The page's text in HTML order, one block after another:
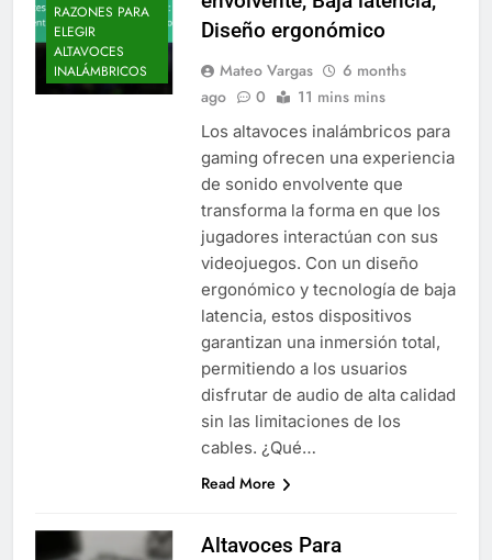
RAZONES PARA
ELEGIR
ALTAVOCES
INALÁMBRICOS
Diseño ergonómico
Mateo Vargas
6 months
ago
0 11 mins mins
Los altavoces inalámbricos para
gaming ofrecen una experiencia
de sonido envolvente que
transforma la forma en que los
jugadores interactúan con sus
videojuegos. Con un diseño
ergonómico y tecnología de baja
latencia, estos dispositivos
garantizan una inmersión total,
permitiendo a los usuarios
disfrutar de audio de alta calidad
sin las limitaciones de los
cables. ¿Qué…
Read More
Altavoces Para